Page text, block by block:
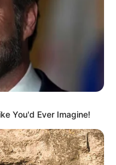
You'd Ever Imagine!